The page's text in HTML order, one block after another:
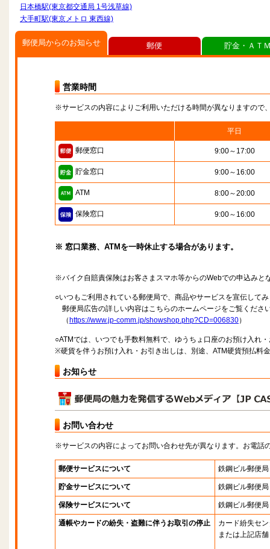
日本橋駅(東京都交通局 1号浅草線)
大手町駅(東京メトロ 東西線)
郵便局からのお知らせ
営業時間
※サービスの内容によりご利用いただける時間が異なりますので
平日
郵便窓口 9:00～17:00
貯金窓口 9:00～16:00
ATM 8:00～20:00
保険窓口 9:00～16:00
※ 窓口業務、ATMを一時休止する場合があります。
※バイク自賠責保険はお客さまスマホ等からのWebでの申込みと
○いつもご利用されている郵便局で、商品やサービスを宣伝して
郵便局広告の詳しい内容はこちらのホームページをご覧くださ
（ https://www.jp-comm.jp/showshop.php?CD=006830）
○ATMでは、いつでも手数料無料で、ゆうちょ口座のお預け入れ
※硬貨を伴うお預け入れ・お引き出しは、別途、ATM硬貨預払料
お知らせ
お問い合わせ
※サービスの内容によってお問い合わせ先が異なります。お電話
郵便サービスについて 鉄鋼ビル郵便局
貯金サービスについて 鉄鋼ビル郵便局
保険サービスについて 鉄鋼ビル郵便局
通帳やカードの紛失・盗難に伴うお取引の停止
カード紛失セ
または上記店舗
郵便 貯金・ＡＴ